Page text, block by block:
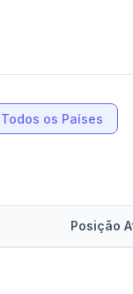
Todos os Países
Posição